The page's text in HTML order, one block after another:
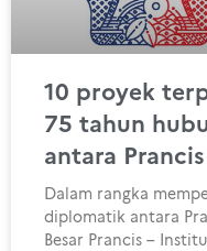
10 proyek
75 tahun
antara
Dalam rangka
diplomatik antara
Besar Prancis –